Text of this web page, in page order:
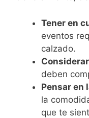
Tener en
eventos
calzado.
deben
Pensar en
la
que te